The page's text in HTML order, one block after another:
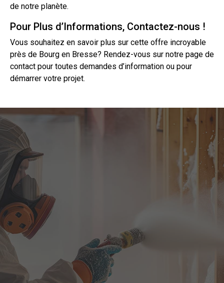
de notre planète.
Pour Plus d’Informations, Contactez-nous !
Vous souhaitez en savoir plus sur cette offre incroyable
près de Bourg en Bresse? Rendez-vous sur notre page de
contact pour toutes demandes d’information ou pour
démarrer votre projet.